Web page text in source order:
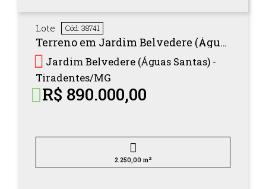
Lote Cód: 38741
Terreno em Jardim Belvedere (Águas Santas) com
Jardim Belvedere (Águas Santas) -
Tiradentes/MG
R$ 890.000,00
2.250,00 m 2